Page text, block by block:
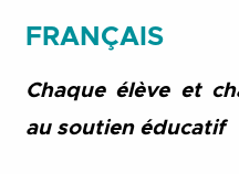
FRANÇAIS
Chaque élève et
au soutien éducatif